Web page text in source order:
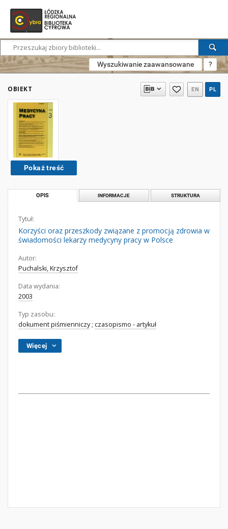
Wyszukiwanie zaawansowane ?
OBIEKT EN PL
Pokaż treść
OPIS INFORMACJE STRUKTURA
Tytuł:
Korzyści oraz przeszkody związane z promocją zdrowia w
świadomości lekarzy medycyny pracy w Polsce
Autor:
Puchalski, Krzysztof
Data wydania:
2003
Typ zasobu:
dokument piśmienniczy; czasopismo - artykuł
Więcej